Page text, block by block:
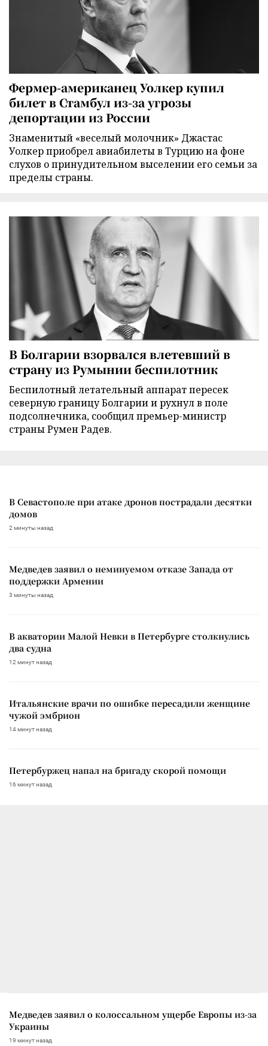
Фермер-американец Уолкер купил
билет в Стамбул из-за угрозы
депортации из России
Знаменитый «веселый молочник» Джастас
Уолкер приобрел авиабилеты в Турцию на фоне
слухов о принудительном выселении его семьи за
пределы страны.
В Болгарии взорвался влетевший в
страну из Румынии беспилотник
Беспилотный летательный аппарат пересек
северную границу Болгарии и рухнул в поле
подсолнечника, сообщил премьер-министр
страны Румен Радев.
В Севастополе при атаке дронов пострадали десятки
домов
2 минуты назад
Медведев заявил о неминуемом отказе Запада от
поддержки Армении
3 минуты назад
В акватории Малой Невки в Петербурге столкнулись
два судна
12 минут назад
Итальянские врачи по ошибке пересадили женщине
чужой эмбрион
14 минут назад
Петербуржец напал на бригаду скорой помощи
16 минут назад
Медведев заявил о колоссальном ущербе Европы из-за
Украины
19 минут назад